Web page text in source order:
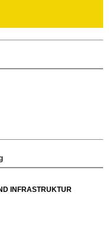
INFRASTRUKTUR